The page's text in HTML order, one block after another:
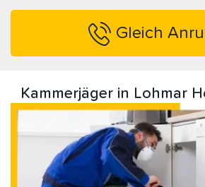
Gleich
Kammerjäger in Lohmar